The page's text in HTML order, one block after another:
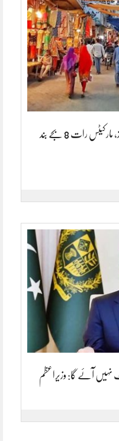
پنجاب میں کفایت شعاری اقدامات نافذ، مارکیٹس رات 8 بجے بند
نہیں آئے گا: وزیراعظم